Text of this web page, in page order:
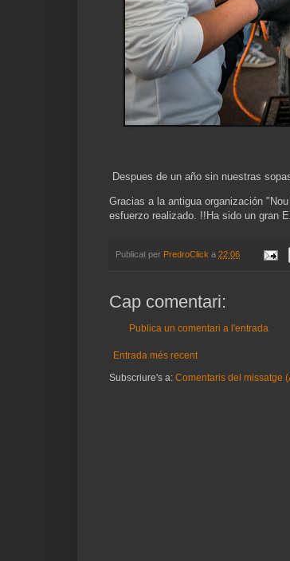
Despues de un año sin nuestras
Gracias a la antigua organización
esfuerzo realizado. !!Ha sido un gran
Publicat per PredroClick a 22:06
Cap comentari:
Publica un comentari a l'entrada
Entrada més recent
Subscriure's a: Comentaris del missatge